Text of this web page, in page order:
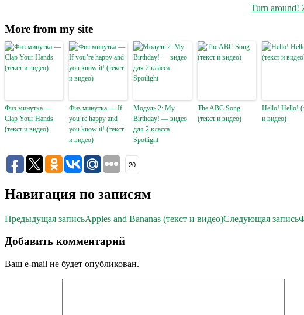
Turn around!
More from my site
Физ.минутка —
Clap Your Hands
(текст и видео)
Физ.минутка — If
you’re happy and
you know it! (текст
и видео)
Модуль 2: My
Birthday! — видео
для 2 класса
Spotlight
The ABC Song
(текст и видео)
Hello! Hello!
и видео)
20
Навигация по записям
Предыдущая записьApples and Bananas (текст и видео)Следующая запись
Добавить комментарий
Ваш e-mail не будет опубликован.